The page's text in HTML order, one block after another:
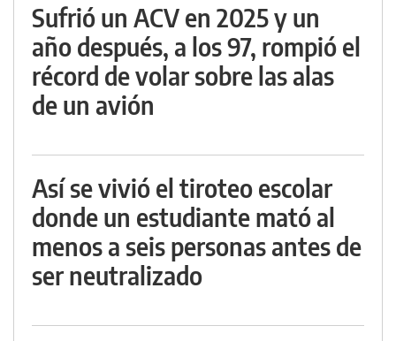
Sufrió un ACV en 2025 y un
año después, a los 97, rompió el
récord de volar sobre las alas
de un avión
Así se vivió el tiroteo escolar
donde un estudiante mató al
menos a seis personas antes de
ser neutralizado